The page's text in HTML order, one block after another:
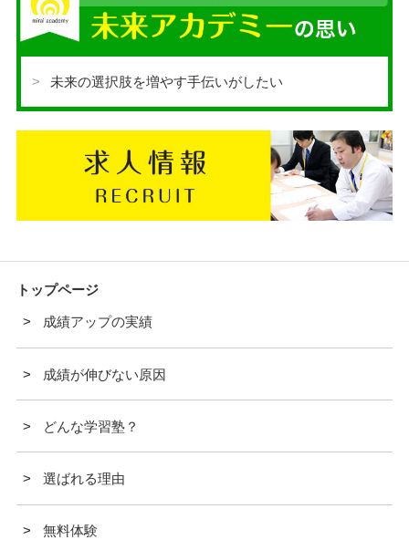
未来の選択肢を増やす手伝いがしたい
トップページ
成績アップの実績
成績が伸びない原因
どんな学習塾？
選ばれる理由
無料体験